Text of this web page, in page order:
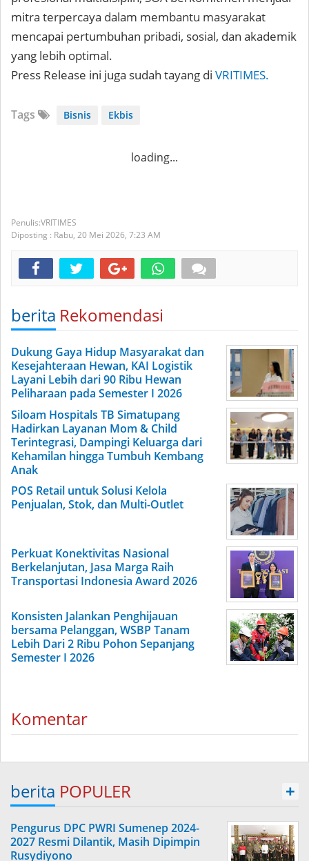
mitra terpercaya dalam membantu masyarakat
mencapai pertumbuhan pribadi, sosial, dan akademik
yang lebih optimal.
Press Release ini juga sudah tayang di VRITIMES.
Tags Bisnis Ekbis
loading...
VRITIMES
Diposting : Rabu, 20 Mei 2026, 7:23 AM
berita Rekomendasi
Dukung Gaya Hidup Masyarakat dan
Kesejahteraan Hewan, KAI Logistik
Layani Lebih dari 90 Ribu Hewan
Peliharaan pada Semester I 2026
Siloam Hospitals TB Simatupang
Hadirkan Layanan Mom & Child
Terintegrasi, Dampingi Keluarga dari
Kehamilan hingga Tumbuh Kembang
Anak
POS Retail untuk Solusi Kelola
Penjualan, Stok, dan Multi-Outlet
Perkuat Konektivitas Nasional
Berkelanjutan, Jasa Marga Raih
Transportasi Indonesia Award 2026
Konsisten Jalankan Penghijauan
bersama Pelanggan, WSBP Tanam
Lebih Dari 2 Ribu Pohon Sepanjang
Semester I 2026
Komentar
berita POPULER +
Pengurus DPC PWRI Sumenep 2024-
2027 Resmi Dilantik, Masih Dipimpin
Rusydiyono